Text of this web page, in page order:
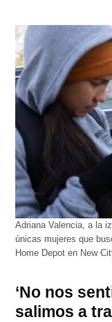
Adriana Valencia, a la
únicas mujeres que
Home Depot en New
‘No nos
salimos a